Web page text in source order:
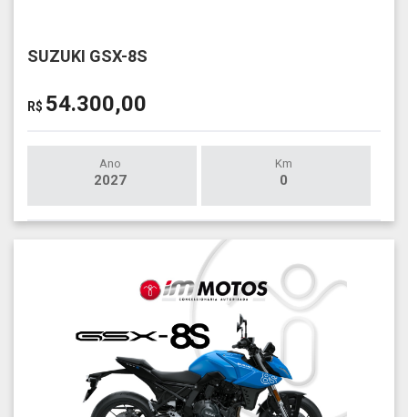
SUZUKI GSX-8S
R$ 54.300,00
Ano
2027
Km
0